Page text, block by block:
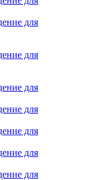
для
для
для
для
для
для
для